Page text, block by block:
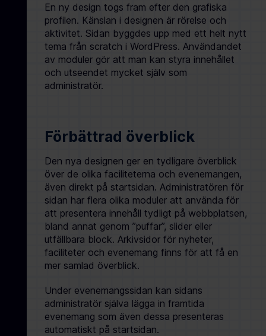
En ny design togs fram efter den grafiska
profilen. Känslan i designen är rörelse och
aktivitet. Sidan byggdes upp med ett helt nytt
tema från scratch i WordPress. Användandet
av moduler gör att man kan styra innehållet
och utseendet mycket själv som
administratör.
Förbättrad överblick
Den nya designen ger en tydligare överblick
över de olika faciliteterna och evenemangen,
även direkt på startsidan. Administratören för
sidan har flera olika moduler att använda för
att presentera innehåll tydligt på webbplatsen,
bland annat genom ”puffar”, slider eller
utfällbara block. Arkivsidor för nyheter,
faciliteter och evenemang finns för att få en
mer samlad överblick.
Under evenemangssidan kan sidans
administratör själva lägga in framtida
evenemang som även dessa presenteras
automatiskt på startsidan.